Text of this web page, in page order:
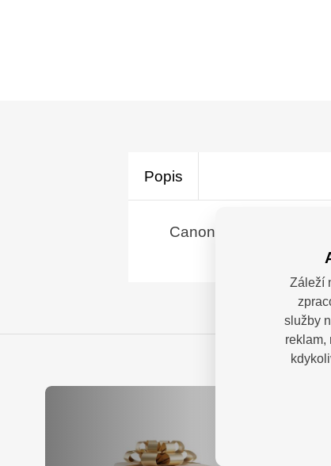
Popis
Canon cartridge PFI-
Záleží
služby
reklam,